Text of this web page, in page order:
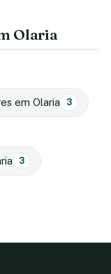
Olaria
em Olaria 3
3